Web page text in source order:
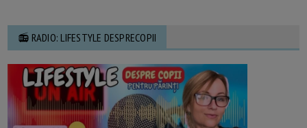
📻 RADIO: LIFESTYLE DESPRECOPII